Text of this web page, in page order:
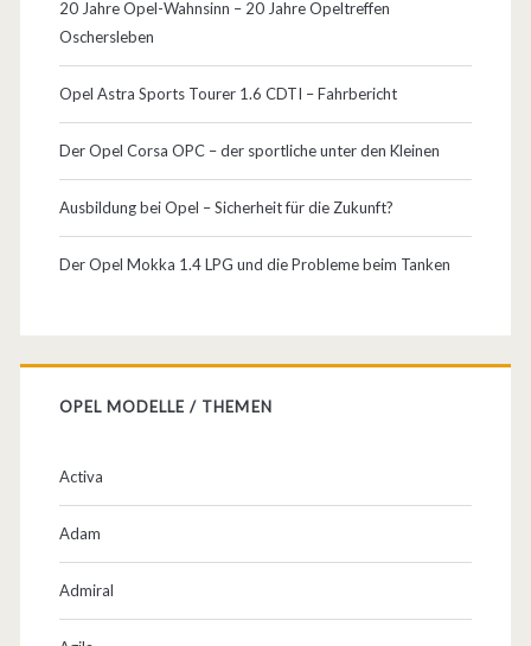
20 Jahre Opel-Wahnsinn – 20 Jahre Opeltreffen
Oschersleben
Opel Astra Sports Tourer 1.6 CDTI – Fahrbericht
Der Opel Corsa OPC – der sportliche unter den Kleinen
Ausbildung bei Opel – Sicherheit für die Zukunft?
Der Opel Mokka 1.4 LPG und die Probleme beim Tanken
OPEL MODELLE / THEMEN
Activa
Adam
Admiral